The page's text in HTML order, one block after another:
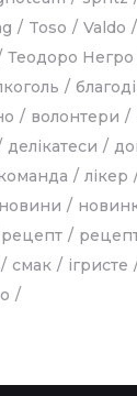
Toso Valdo
Теодоро Негро
волонтери
делікатеси
лікер
новини
рецепт
смак
ігристе